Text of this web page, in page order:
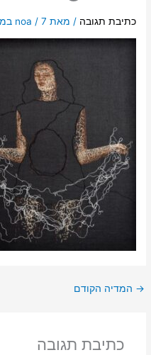
כתיבת תגובה / מאת noa / 7 במאי 2023
→ המדיה הקודם
כתיבת תגובה